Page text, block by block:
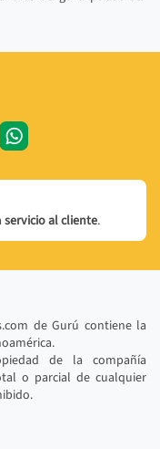
servicio al cliente.
de Gurú contiene la
de la compañía
o parcial de cualquier